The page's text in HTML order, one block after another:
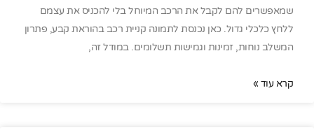
שמאפשרים להם לקבל את הרכב המיוחל בלי להכניס את עצמם
ללחץ כלכלי גדול. כאן נכנסת לתמונה קניית רכב בהוראת קבע, פתרון
המשלב נוחות, זמינות וגמישות תשלומים. במודל זה,
קרא עוד »